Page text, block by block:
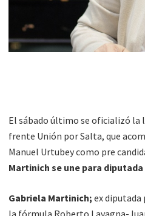
El sábado último se oficializó la
frente Unión por Salta, que
Manuel Urtubey como pre
Martinich se une para
Gabriela Martinich; ex diputada